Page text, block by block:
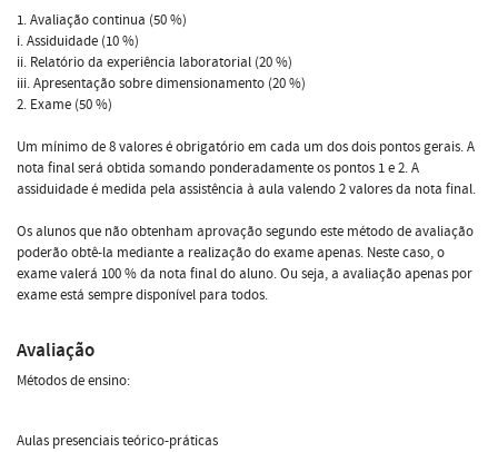
1. Avaliação continua (50 %)
i. Assiduidade (10 %)
ii. Relatório da experiência laboratorial (20 %)
iii. Apresentação sobre dimensionamento (20 %)
2. Exame (50 %)
Um mínimo de 8 valores é obrigatório em cada um dos dois pontos gerais. A
nota final será obtida somando ponderadamente os pontos 1 e 2. A
assiduidade é medida pela assistência à aula valendo 2 valores da nota final.
Os alunos que não obtenham aprovação segundo este método de avaliação
poderão obtê-la mediante a realização do exame apenas. Neste caso, o
exame valerá 100 % da nota final do aluno. Ou seja, a avaliação apenas por
exame está sempre disponível para todos.
Avaliação
Métodos de ensino:
Aulas presenciais teórico-práticas